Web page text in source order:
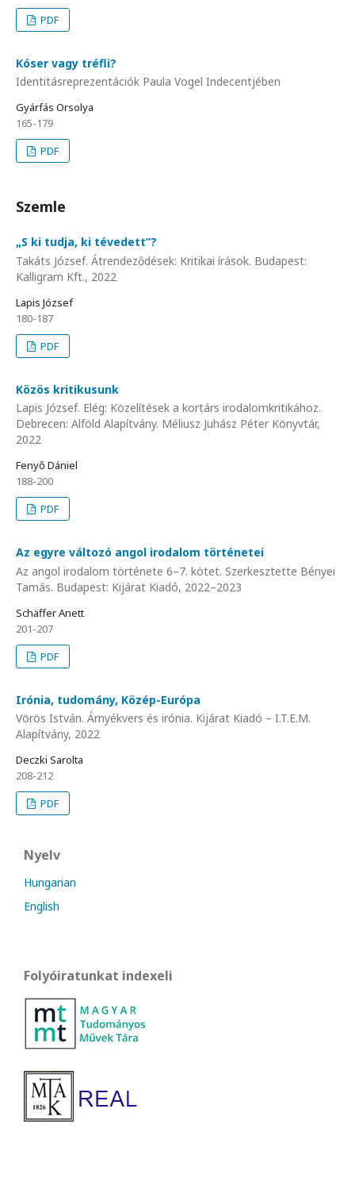
PDF
Kóser vagy tréfli?
Identitásreprezentációk Paula Vogel Indecentjében
Gyárfás Orsolya
165-179
PDF
Szemle
„S ki tudja, ki tévedett”?
Takáts József. Átrendeződések: Kritikai írások. Budapest:
Kalligram Kft., 2022
Lapis József
180-187
PDF
Közös kritikusunk
Lapis József. Elég: Közelítések a kortárs irodalomkritikához.
Debrecen: Alföld Alapítvány. Méliusz Juhász Péter Könyvtár,
2022
Fenyő Dániel
188-200
PDF
Az egyre változó angol irodalom történetei
Az angol irodalom története 6–7. kötet. Szerkesztette Bényei
Tamás. Budapest: Kijárat Kiadó, 2022–2023
Schäffer Anett
201-207
PDF
Irónia, tudomány, Közép-Európa
Vörös István. Árnyékvers és irónia. Kijárat Kiadó – I.T.E.M.
Alapítvány, 2022
Deczki Sarolta
208-212
PDF
Nyelv
Hungarian
English
Folyóiratunkat indexeli